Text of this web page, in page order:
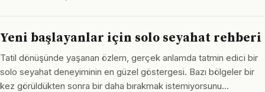
Yeni başlayanlar için solo seyahat rehberi
Tatil dönüşünde yaşanan özlem, gerçek anlamda tatmin edici bir
solo seyahat deneyiminin en güzel göstergesi. Bazı bölgeler bir
kez görüldükten sonra bir daha bırakmak istemiyorsunu…